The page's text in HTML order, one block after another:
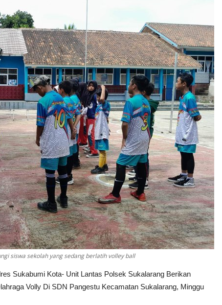
siswa sekolah yang sedang berlatih volley ball
Sukabumi Kota- Unit Lantas Polsek Sukalarang Berikan
Volly Di SDN Pangestu Kecamatan Sukalarang, Minggu